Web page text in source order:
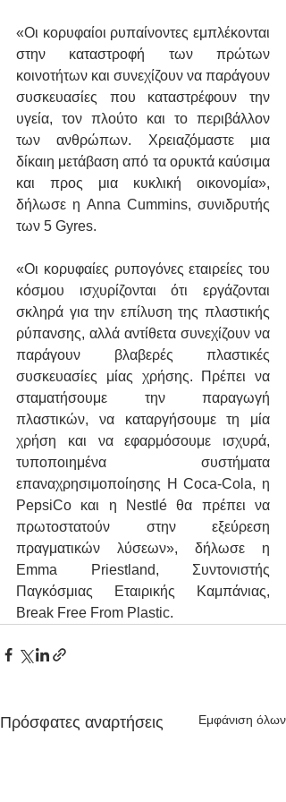
«Οι κορυφαίοι ρυπαίνοντες εμπλέκονται
στην καταστροφή των πρώτων
κοινοτήτων και συνεχίζουν να παράγουν
συσκευασίες που καταστρέφουν την
υγεία, τον πλούτο και το περιβάλλον
των ανθρώπων. Χρειαζόμαστε μια
δίκαιη μετάβαση από τα ορυκτά καύσιμα
και προς μια κυκλική οικονομία»,
δήλωσε η Anna Cummins, συνιδρυτής
των 5 Gyres.
«Οι κορυφαίες ρυπογόνες εταιρείες του
κόσμου ισχυρίζονται ότι εργάζονται
σκληρά για την επίλυση της πλαστικής
ρύπανσης, αλλά αντίθετα συνεχίζουν να
παράγουν βλαβερές πλαστικές
συσκευασίες μίας χρήσης. Πρέπει να
σταματήσουμε την παραγωγή
πλαστικών, να καταργήσουμε τη μία
χρήση και να εφαρμόσουμε ισχυρά,
τυποποιημένα συστήματα
επαναχρησιμοποίησης Η Coca-Cola, η
PepsiCo και η Nestlé θα πρέπει να
πρωτοστατούν στην εξεύρεση
πραγματικών λύσεων», δήλωσε η
Emma Priestland, Συντονιστής
Παγκόσμιας Εταιρικής Καμπάνιας,
Break Free From Plastic.
Πρόσφατες αναρτήσεις Εμφάνιση όλων